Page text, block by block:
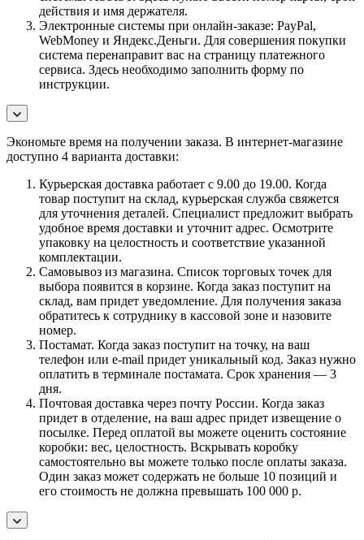
действия и имя держателя.
Электронные системы при онлайн-заказе: PayPal,
WebMoney и Яндекс.Деньги. Для совершения покупки
система перенаправит вас на страницу платежного
сервиса. Здесь необходимо заполнить форму по
инструкции.
Экономьте время на получении заказа. В интернет-магазине
доступно 4 варианта доставки:
Курьерская доставка работает с 9.00 до 19.00. Когда
товар поступит на склад, курьерская служба свяжется
для уточнения деталей. Специалист предложит выбрать
удобное время доставки и уточнит адрес. Осмотрите
упаковку на целостность и соответствие указанной
комплектации.
Самовывоз из магазина. Список торговых точек для
выбора появится в корзине. Когда заказ поступит на
склад, вам придет уведомление. Для получения заказа
обратитесь к сотруднику в кассовой зоне и назовите
номер.
Постамат. Когда заказ поступит на точку, на ваш
телефон или e-mail придет уникальный код. Заказ нужно
оплатить в терминале постамата. Срок хранения — 3
дня.
Почтовая доставка через почту России. Когда заказ
придет в отделение, на ваш адрес придет извещение о
посылке. Перед оплатой вы можете оценить состояние
коробки: вес, целостность. Вскрывать коробку
самостоятельно вы можете только после оплаты заказа.
Один заказ может содержать не больше 10 позиций и
его стоимость не должна превышать 100 000 р.